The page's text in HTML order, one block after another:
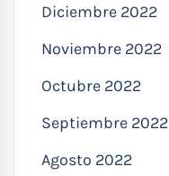
Diciembre 2022
Noviembre 2022
Octubre 2022
Septiembre 2022
Agosto 2022